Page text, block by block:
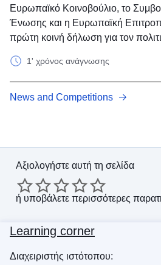
Ευρωπαϊκό Κοινοβούλιο, το
Ένωσης και η Ευρωπαϊκή
πρώτη κοινή δήλωση για τον
1' χρόνος ανάγνωσης
News and Competitions
Αξιολογήστε αυτή τη σελίδα
ή υποβάλετε περισσότερες
Learning corner
Διαχειριστής ιστότοπου: